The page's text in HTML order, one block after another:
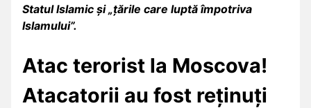
Statul Islamic și „ţările care luptă împotriva
Islamului”.
Atac terorist la Moscova!
Atacatorii au fost reținuți